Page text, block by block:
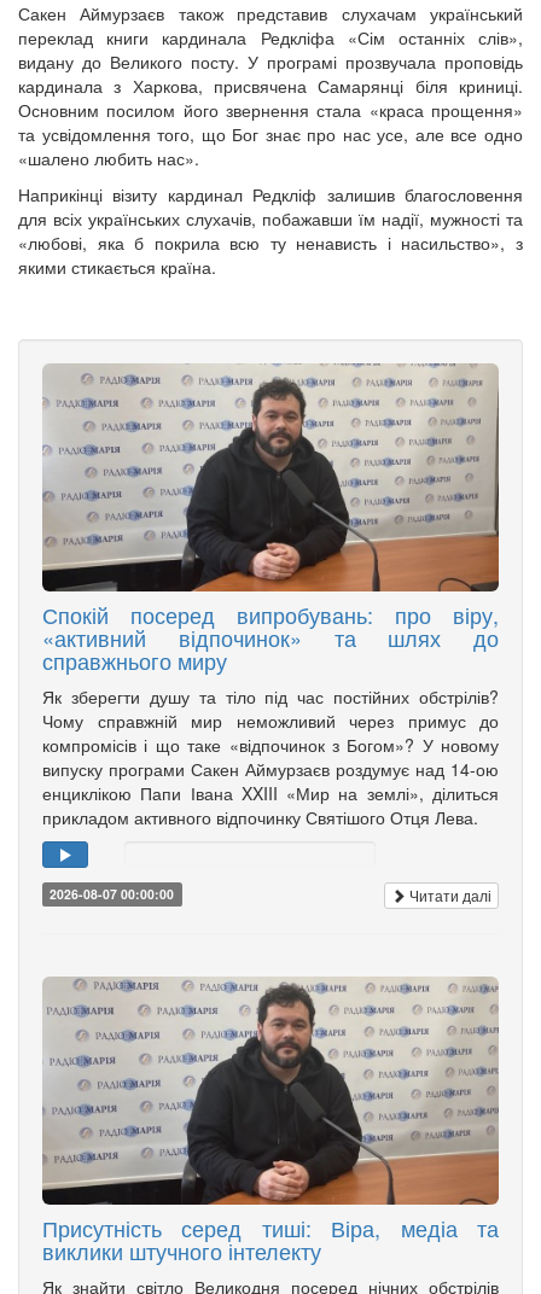
Сакен Аймурзаєв також представив слухачам український
переклад книги кардинала Редкліфа «Сім останніх слів»,
видану до Великого посту. У програмі прозвучала проповідь
кардинала з Харкова, присвячена Самарянці біля криниці.
Основним посилом його звернення стала «краса прощення»
та усвідомлення того, що Бог знає про нас усе, але все одно
«шалено любить нас».
Наприкінці візиту кардинал Редкліф залишив благословення
для всіх українських слухачів, побажавши їм надії, мужності та
«любові, яка б покрила всю ту ненависть і насильство», з
якими стикається країна.
Спокій посеред випробувань: про віру,
«активний відпочинок» та шлях до
справжнього миру
Як зберегти душу та тіло під час постійних обстрілів?
Чому справжній мир неможливий через примус до
компромісів і що таке «відпочинок з Богом»? У новому
випуску програми Сакен Аймурзаєв роздумує над 14-ою
енциклікою Папи Івана XXIII «Мир на землі», ділиться
прикладом активного відпочинку Святішого Отця Лева.
2026-08-07 00:00:00 Читати далі
Присутність серед тиші: Віра, медіа та
виклики штучного інтелекту
Як знайти світло Великодня посеред нічних обстрілів